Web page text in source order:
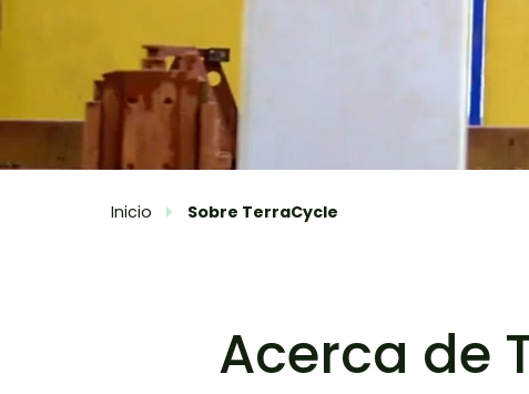
Inicio Sobre TerraCycle
Acerca de